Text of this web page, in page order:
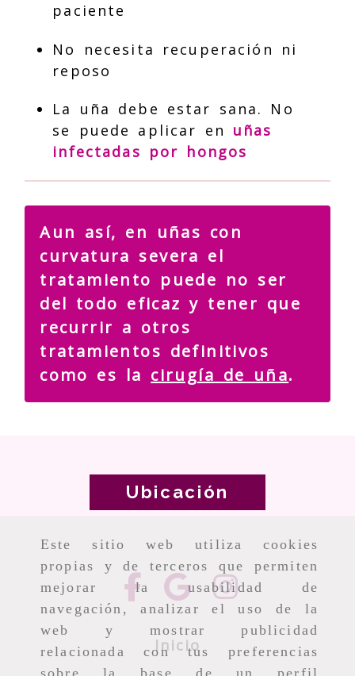
Este sitio web utiliza cookies
propias y de terceros que permiten
mejorar la usabilidad de
navegación, analizar el uso de la
web y mostrar publicidad
relacionada con tus preferencias
paciente
No necesita recuperación ni
reposo
La uña debe estar sana. No
se puede aplicar en uñas
infectadas por hongos
Aun así, en uñas con
curvatura severa el
tratamiento puede no ser
del todo eficaz y tener que
recurrir a otros
tratamientos definitivos
como es la cirugía de uña.
Ubicación
Inicio